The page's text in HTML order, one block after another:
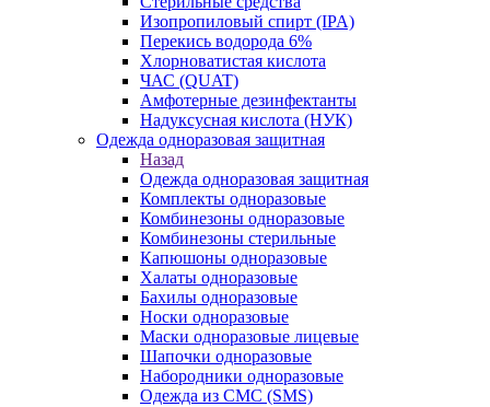
Изопропиловый спирт (IPA)
Перекись водорода 6%
Хлорноватистая кислота
ЧАС (QUAT)
Амфотерные дезинфектанты
Надуксусная кислота (НУК)
Одежда одноразовая защитная
Назад
Одежда одноразовая защитная
Комплекты одноразовые
Комбинезоны одноразовые
Комбинезоны стерильные
Капюшоны одноразовые
Халаты одноразовые
Бахилы одноразовые
Носки одноразовые
Маски одноразовые лицевые
Шапочки одноразовые
Набородники одноразовые
Одежда из СМС (SMS)